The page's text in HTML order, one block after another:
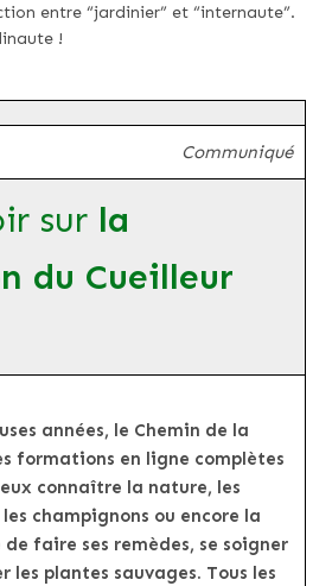
entre “jardinier” et “internaute”.
!
Communiqué
sur la
du Cueilleur
années, le Chemin de la
formations en ligne complètes
connaître la nature, les
champignons ou encore la
faire ses remèdes, se soigner
les plantes sauvages. Tous les